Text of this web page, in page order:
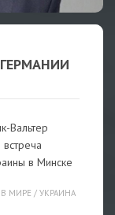
Вальтер
в Минске
В МИРЕ / УКРАИНА